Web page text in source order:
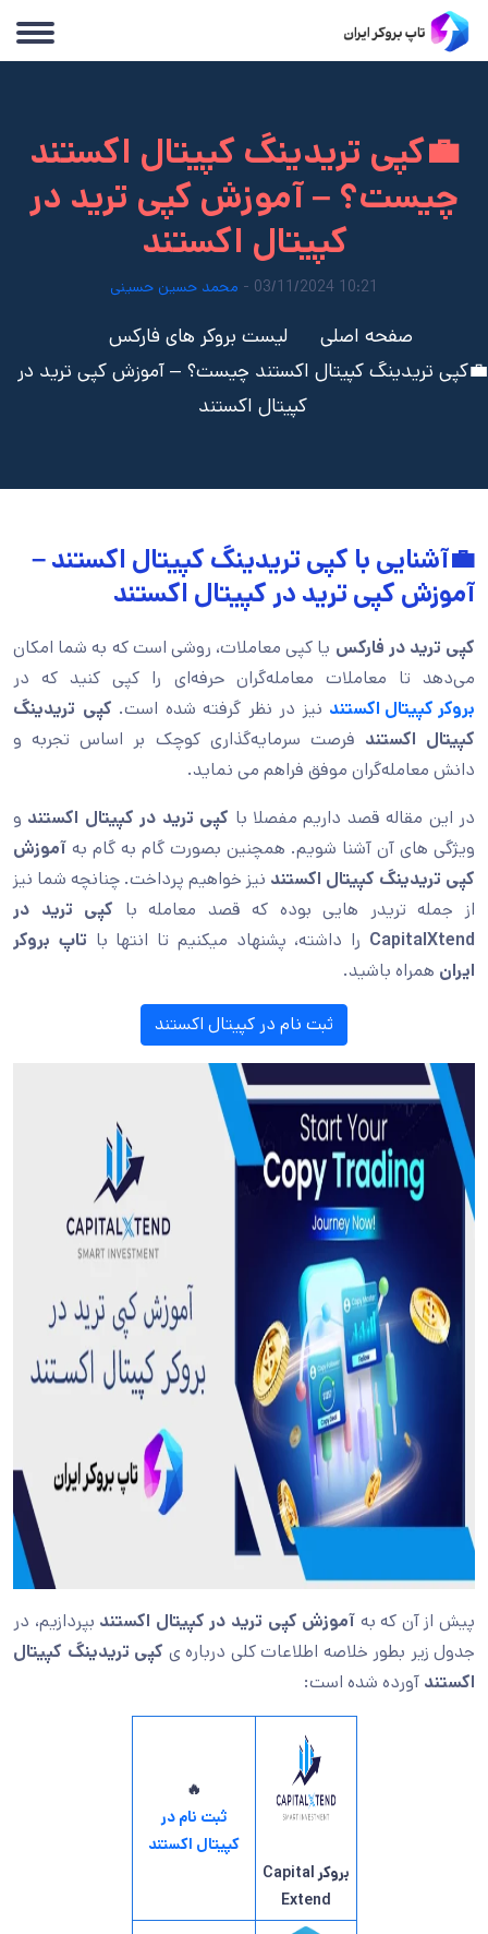
💼کپی تریدینگ کپیتال اکستند
چیست؟ – آموزش کپی ترید در
کپیتال اکستند
10:21 03/11/2024 - محمد حسین حسینی
صفحه اصلی
لیست بروکر های فارکس
💼کپی تریدینگ کپیتال اکستند چیست؟ – آموزش کپی ترید در
کپیتال اکستند
💼آشنایی با کپی تریدینگ کپیتال اکستند –
آموزش کپی ترید در کپیتال اکستند
کپی ترید در فارکس یا کپی معاملات، روشی است که به شما امکان
می‌دهد تا معاملات معامله‌گران حرفه‌ای را کپی کنید که در
بروکر کپیتال اکستند نیز در نظر گرفته شده است. کپی تریدینگ
کپیتال اکستند فرصت سرمایه‌گذاری کوچک بر اساس تجربه و
دانش معامله‌گران موفق فراهم می نماید.
در این مقاله قصد داریم مفصلا با کپی ترید در کپیتال اکستند و
ویژگی های آن آشنا شویم. همچنین بصورت گام به گام به آموزش
کپی تریدینگ کپیتال اکستند نیز خواهیم پرداخت. چنانچه شما نیز
از جمله تریدر هایی بوده که قصد معامله با کپی ترید در
CapitalXtend را داشته، پشنهاد میکنیم تا انتها با تاپ بروکر
ایران همراه باشید.
ثبت نام در کپیتال اکستند
پیش از آن که به آموزش کپی ترید در کپیتال اکستند بپردازیم، در
جدول زیر بطور خلاصه اطلاعات کلی درباره ی کپی تریدینگ کپیتال
اکستند آورده شده است:
بروکر Capital
Extend
🔥
ثبت نام در
کپیتال اکستند